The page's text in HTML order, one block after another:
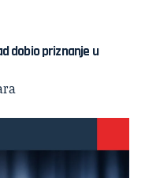
dobio priznanje u